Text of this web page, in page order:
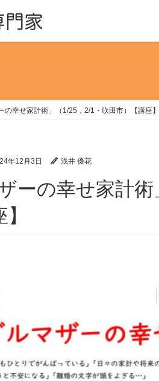
の幸せ家計術」（1/25，2/1・吹田市）【講座】
年12月3日 浅井 優花
ーの幸せ家計術